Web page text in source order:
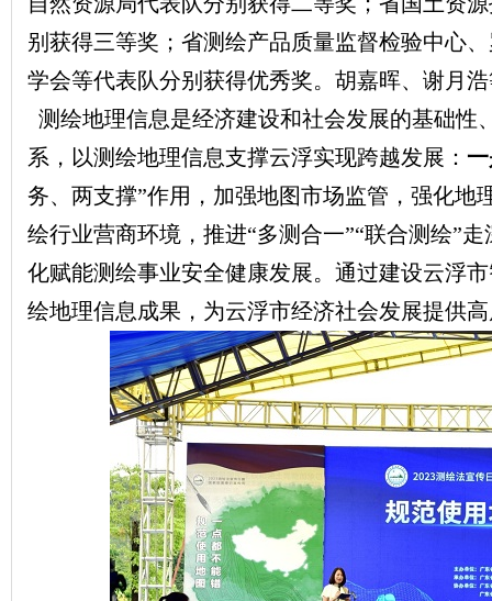
别获得三等奖；省测绘产品质量监督检验中心
学会等代表队分别获得优秀奖。胡嘉晖、谢月
测绘地理信息是经济建设和社会发展的基础
系，以测绘地理信息支撑云浮实现跨越发展：
务、两支撑”作用，加强地图市场监管，强化
绘行业营商环境，推进“多测合一”“联合测绘”
化赋能测绘事业安全健康发展。通过建设云浮
绘地理信息成果，为云浮市经济社会发展提供